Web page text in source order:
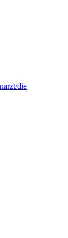
die